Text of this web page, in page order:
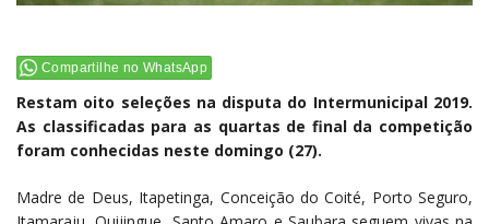
Compartilhe no WhatsApp
Restam oito seleções na disputa do Intermunicipal 2019.
As classificadas para as quartas de final da competição
foram conhecidas neste domingo (27).
Madre de Deus, Itapetinga, Conceição do Coité, Porto Seguro,